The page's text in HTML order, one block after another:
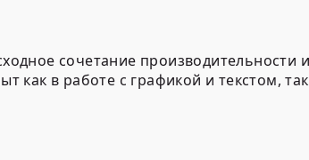
сочетание производительности
в работе с графикой и текстом,